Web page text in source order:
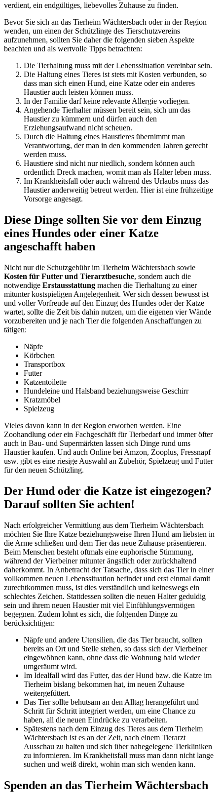
verdient, ein endgültiges, liebevolles Zuhause zu finden.
Bevor Sie sich an das Tierheim Wächtersbach oder in der Region
wenden, um einen der Schützlinge des Tierschutzvereins
aufzunehmen, sollten Sie daher die folgenden sieben Aspekte
beachten und als wertvolle Tipps betrachten:
Die Tierhaltung muss mit der Lebenssituation vereinbar sein.
Die Haltung eines Tieres ist stets mit Kosten verbunden, so
dass man sich einen Hund, eine Katze oder ein anderes
Haustier auch leisten können muss.
In der Familie darf keine relevante Allergie vorliegen.
Angehende Tierhalter müssen bereit sein, sich um das
Haustier zu kümmern und dürfen auch den
Erziehungsaufwand nicht scheuen.
Durch die Haltung eines Haustieres übernimmt man
Verantwortung, der man in den kommenden Jahren gerecht
werden muss.
Haustiere sind nicht nur niedlich, sondern können auch
ordentlich Dreck machen, womit man als Halter leben muss.
Im Krankheitsfall oder auch während des Urlaubs muss das
Haustier anderweitig betreut werden. Hier ist eine frühzeitige
Vorsorge angesagt.
Diese Dinge sollten Sie vor dem Einzug
eines Hundes oder einer Katze
angeschafft haben
Nicht nur die Schutzgebühr im Tierheim Wächtersbach sowie
Kosten für Futter und Tierarztbesuche, sondern auch die
notwendige Erstausstattung machen die Tierhaltung zu einer
mitunter kostspieligen Angelegenheit. Wer sich dessen bewusst ist
und voller Vorfreude auf den Einzug des Hundes oder der Katze
wartet, sollte die Zeit bis dahin nutzen, um die eigenen vier Wände
vorzubereiten und je nach Tier die folgenden Anschaffungen zu
tätigen:
Näpfe
Körbchen
Transportbox
Futter
Katzentoilette
Hundeleine und Halsband beziehungsweise Geschirr
Kratzmöbel
Spielzeug
Vieles davon kann in der Region erworben werden. Eine
Zoohandlung oder ein Fachgeschäft für Tierbedarf und immer öfter
auch in Bau- und Supermärkten lassen sich Dinge rund ums
Haustier kaufen. Und auch Online bei Amzon, Zooplus, Fressnapf
usw. gibt es eine riesige Auswahl an Zubehör, Spielzeug und Futter
für den neuen Schützling.
Der Hund oder die Katze ist eingezogen?
Darauf sollten Sie achten!
Nach erfolgreicher Vermittlung aus dem Tierheim Wächtersbach
möchten Sie Ihre Katze beziehungsweise Ihren Hund am liebsten in
die Arme schließen und dem Tier das neue Zuhause präsentieren.
Beim Menschen besteht oftmals eine euphorische Stimmung,
während der Vierbeiner mitunter ängstlich oder zurückhaltend
daherkommt. In Anbetracht der Tatsache, dass sich das Tier in einer
vollkommen neuen Lebenssituation befindet und erst einmal damit
zurechtkommen muss, ist dies verständlich und keineswegs ein
schlechtes Zeichen. Stattdessen sollten die neuen Halter geduldig
sein und ihrem neuen Haustier mit viel Einfühlungsvermögen
begegnen. Zudem lohnt es sich, die folgenden Dinge zu
berücksichtigen:
Näpfe und andere Utensilien, die das Tier braucht, sollten
bereits an Ort und Stelle stehen, so dass sich der Vierbeiner
eingewöhnen kann, ohne dass die Wohnung bald wieder
umgeräumt wird.
Im Idealfall wird das Futter, das der Hund bzw. die Katze im
Tierheim bislang bekommen hat, im neuen Zuhause
weitergefüttert.
Das Tier sollte behutsam an den Alltag herangeführt und
Schritt für Schritt integriert werden, um eine Chance zu
haben, all die neuen Eindrücke zu verarbeiten.
Spätestens nach dem Einzug des Tieres aus dem Tierheim
Wächtersbach ist es an der Zeit, nach einem Tierarzt
Ausschau zu halten und sich über nahegelegene Tierkliniken
zu informieren. Im Krankheitsfall muss man dann nicht lange
suchen und weiß direkt, wohin man sich wenden kann.
Spenden an das Tierheim Wächtersbach